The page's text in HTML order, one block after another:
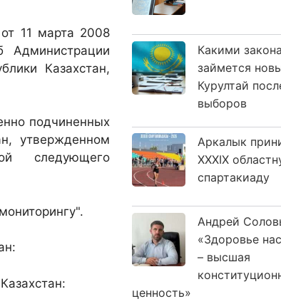
11 марта 2008
Казахстан,
подчиненных
утвержденном
следующего
Какими
займется
Курултай
выборов
Аркалык
XXXIX
спартакиаду
Андрей
«Здоровье
– высшая
ценность»